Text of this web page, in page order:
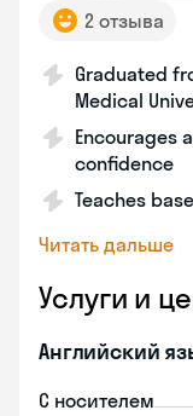
2 отзыва
Graduated
Medical
Encourages
confidence
Teaches
Читать дальше
Услуги и
Английский
С носителем